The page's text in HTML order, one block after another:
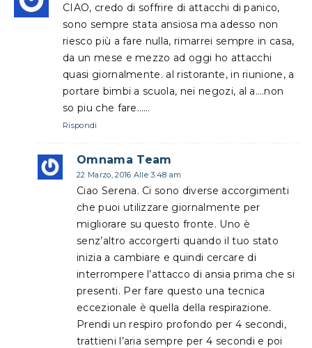
CIAO, credo di soffrire di attacchi di panico,
sono sempre stata ansiosa ma adesso non
riesco più a fare nulla, rimarrei sempre in casa,
da un mese e mezzo ad oggi ho attacchi
quasi giornalmente. al ristorante, in riunione, a
portare bimbi a scuola, nei negozi, al a….non
so piu che fare……
Rispondi
Omnama Team
22 Marzo, 2016 Alle 3:48 am
Ciao Serena. Ci sono diverse accorgimenti
che puoi utilizzare giornalmente per
migliorare su questo fronte. Uno è
senz’altro accorgerti quando il tuo stato
inizia a cambiare e quindi cercare di
interrompere l’attacco di ansia prima che si
presenti. Per fare questo una tecnica
eccezionale è quella della respirazione.
Prendi un respiro profondo per 4 secondi,
trattieni l’aria sempre per 4 secondi e poi